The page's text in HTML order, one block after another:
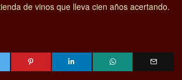
de vinos que lleva cien años acertando.